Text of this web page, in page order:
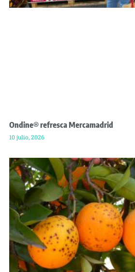
Ondine® refresca Mercamadrid
10 julio, 2026